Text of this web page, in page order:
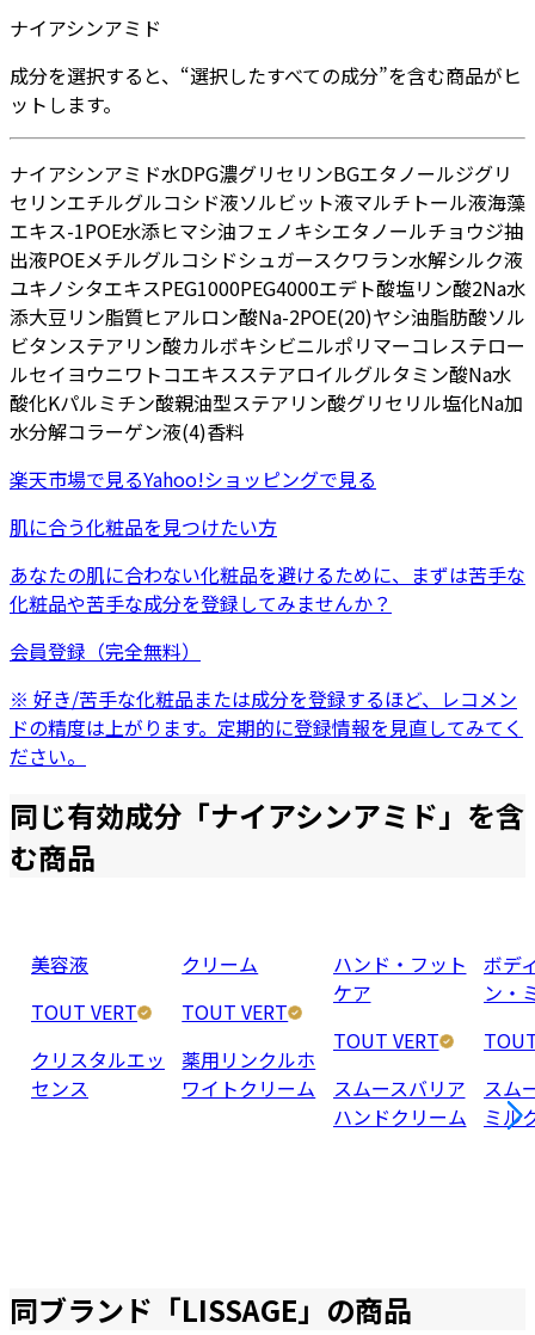
ナイアシンアミド
成分を選択すると、“選択したすべての成分”を含む商品がヒ
ットします。
ナイアシンアミド水DPG濃グリセリンBGエタノールジグリ
セリンエチルグルコシド液ソルビット液マルチトール液海藻
エキス-1POE水添ヒマシ油フェノキシエタノールチョウジ抽
出液POEメチルグルコシドシュガースクワラン水解シルク液
ユキノシタエキスPEG1000PEG4000エデト酸塩リン酸2Na水
添大豆リン脂質ヒアルロン酸Na-2POE(20)ヤシ油脂肪酸ソル
ビタンステアリン酸カルボキシビニルポリマーコレステロー
ルセイヨウニワトコエキスステアロイルグルタミン酸Na水
酸化Kパルミチン酸親油型ステアリン酸グリセリル塩化Na加
水分解コラーゲン液(4)香料
楽天市場で見るYahoo!ショッピングで見る
肌に合う化粧品を見つけたい方
あなたの肌に合わない化粧品を避けるために、まずは苦手な
化粧品や苦手な成分を登録してみませんか？
会員登録（完全無料）
※ 好き/苦手な化粧品または成分を登録するほど、レコメン
ドの精度は上がります。定期的に登録情報を見直してみてく
ださい。
同じ有効成分「ナイアシンアミド」を含
む商品
美容液
TOUT VERT
クリスタルエッ
センス
クリーム
TOUT VERT
薬用リンクルホ
ワイトクリーム
ハンド・フット
ケア
TOUT VERT
スムースバリア
ハンドクリーム
ボデ
ン・
スム
ミル
同ブランド「LISSAGE」の商品